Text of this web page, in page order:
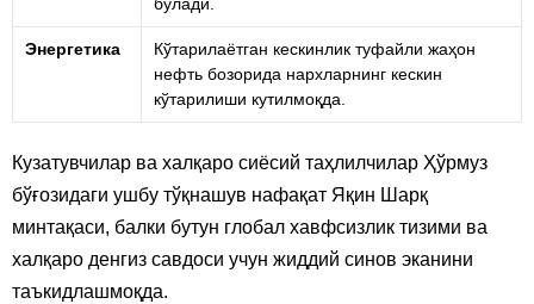
бўлади.
Энергетика
Кўтарилаётган кескинлик туфайли жаҳон
нефть бозорида нархларнинг кескин
кўтарилиши кутилмоқда.
Кузатувчилар ва халқаро сиёсий таҳлилчилар Ҳўрмуз
бўғозидаги ушбу тўқнашув нафақат Яқин Шарқ
минтақаси, балки бутун глобал хавфсизлик тизими ва
халқаро денгиз савдоси учун жиддий синов эканини
таъкидлашмоқда.